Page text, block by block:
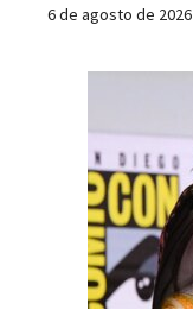
6 de agosto de 2026